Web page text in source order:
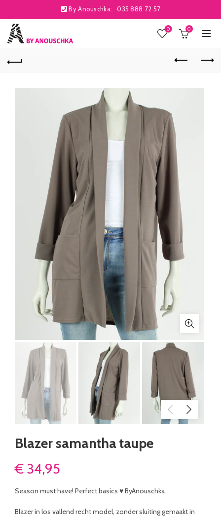
By Anouschka: 035 888 72 57
0 0
Blazer samantha taupe
€ 34,95
Season must have! Perfect basics ♥ ByAnouschka
Blazer in los vallend recht model, zonder sluiting gemaakt in